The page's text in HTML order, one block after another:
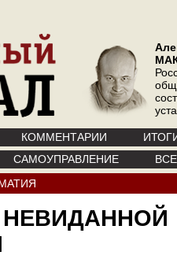
КОММЕНТАРИИ
САМОУПРАВЛЕНИЕ
НЕВИДАННОЙ